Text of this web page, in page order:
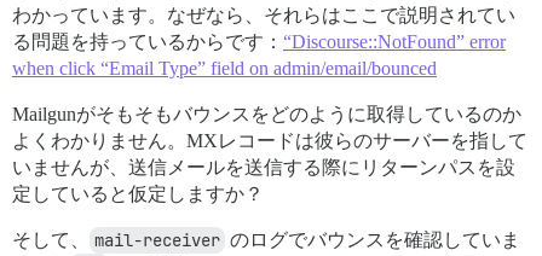
わかっています。なぜなら、それらはここで説明されてい
る問題を持っているからです： “Discourse::NotFound” error
when click “Email Type” field on admin/email/bounced
Mailgunがそもそもバウンスをどのように取得しているのか
よくわかりません。MXレコードは彼らのサーバーを指して
いませんが、送信メールを送信する際にリターンパスを設
定していると仮定しますか？
そして、 mail-receiver のログでバウンスを確認していま